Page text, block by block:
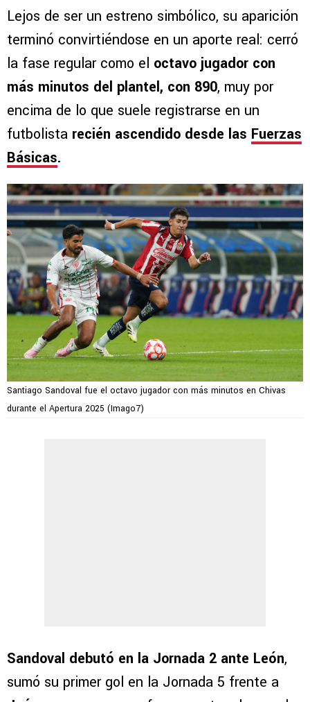
Lejos de ser un estreno simbólico, su aparición
terminó convirtiéndose en un aporte real: cerró
la fase regular como el octavo jugador con
más minutos del plantel, con 890, muy por
encima de lo que suele registrarse en un
futbolista recién ascendido desde las Fuerzas
Básicas.
Santiago Sandoval fue el octavo jugador con más minutos en Chivas
durante el Apertura 2025 (Imago7)
Sandoval debutó en la Jornada 2 ante León,
sumó su primer gol en la Jornada 5 frente a